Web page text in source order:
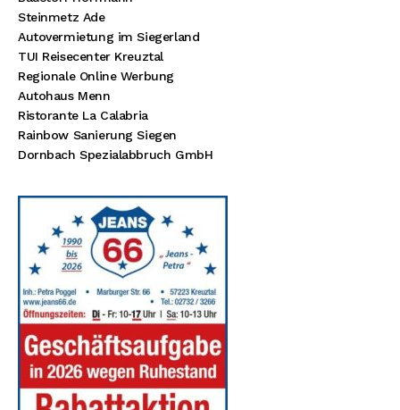
Steinmetz Ade
Autovermietung im Siegerland
TUI Reisecenter Kreuztal
Regionale Online Werbung
Autohaus Menn
Ristorante La Calabria
Rainbow Sanierung Siegen
Dornbach Spezialabbruch GmbH